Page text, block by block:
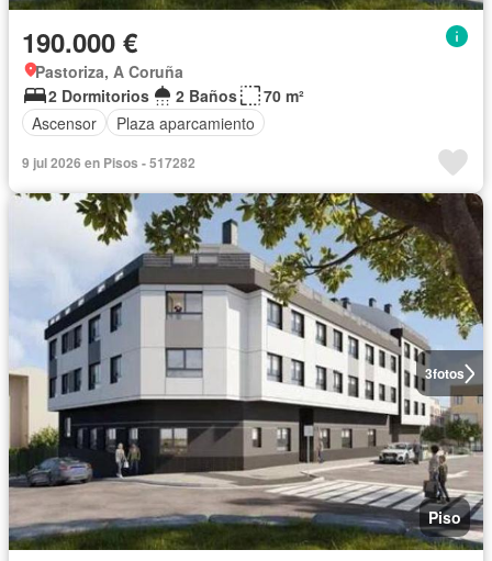
190.000 €
Pastoriza, A Coruña
2 Dormitorios
2 Baños
70 m²
Ascensor
Plaza aparcamiento
9 jul 2026 en Pisos - 517282
3fotos
Piso